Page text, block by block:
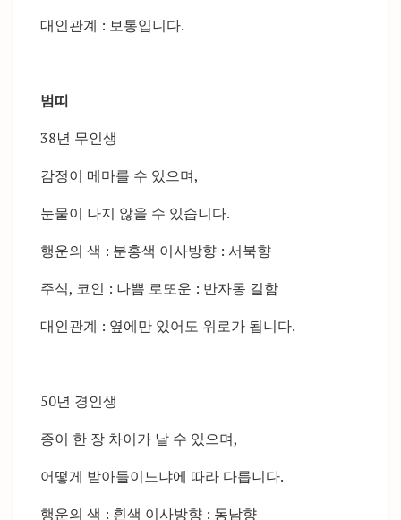
대인관계 : 보통입니다.
범띠
38년 무인생
감정이 메마를 수 있으며,
눈물이 나지 않을 수 있습니다.
행운의 색 : 분홍색 이사방향 : 서북향
주식, 코인 : 나쁨 로또운 : 반자동 길함
대인관계 : 옆에만 있어도 위로가 됩니다.
50년 경인생
종이 한 장 차이가 날 수 있으며,
어떻게 받아들이느냐에 따라 다릅니다.
행운의 색 : 흰색 이사방향 : 동남향